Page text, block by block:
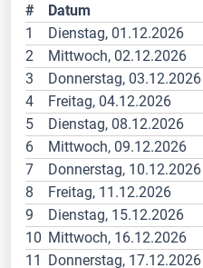
#
Datum
1
Dienstag, 01.12.2026
2
Mittwoch, 02.12.2026
3
Donnerstag, 03.12.2026
4
Freitag, 04.12.2026
5
Dienstag, 08.12.2026
6
Mittwoch, 09.12.2026
7
Donnerstag, 10.12.2026
8
Freitag, 11.12.2026
9
Dienstag, 15.12.2026
10 Mittwoch, 16.12.2026
11
Donnerstag, 17.12.2026